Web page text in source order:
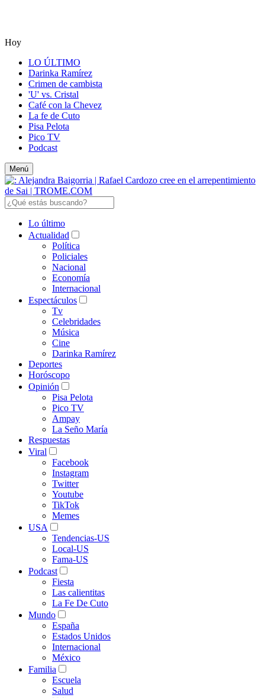
Hoy
LO ÚLTIMO
Darinka Ramírez
Crimen de cambista
'U' vs. Cristal
Café con la Chevez
La fe de Cuto
Pisa Pelota
Pico TV
Podcast
Menú
Lo último
Actualidad
Política
Policiales
Nacional
Economía
Internacional
Espectáculos
Tv
Celebridades
Música
Cine
Darinka Ramírez
Deportes
Horóscopo
Opinión
Pisa Pelota
Pico TV
Ampay
La Seño María
Respuestas
Viral
Facebook
Instagram
Twitter
Youtube
TikTok
Memes
USA
Tendencias-US
Local-US
Fama-US
Podcast
Fiesta
Las calientitas
La Fe De Cuto
Mundo
España
Estados Unidos
Internacional
México
Familia
Escuela
Salud